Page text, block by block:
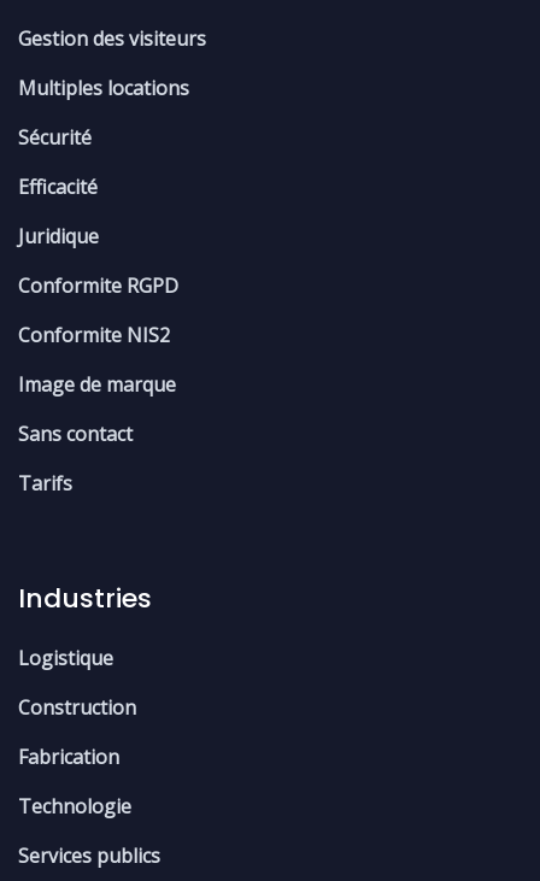
Gestion des visiteurs
Multiples locations
Sécurité
Efficacité
Juridique
Conformite RGPD
Conformite NIS2
Image de marque
Sans contact
Tarifs
Industries
Logistique
Construction
Fabrication
Technologie
Services publics